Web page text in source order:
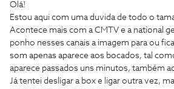
Olá!
Estou aqui com uma duvida de todo o
Acontece mais com a CMTV e a national
ponho nesses canais a imagem para ou
som apenas aparece aos bocados, tal
aparece passados uns minutos, também
Já tentei desligar a box e ligar outra vez,